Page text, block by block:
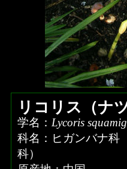
リコリス（ナ
学名： Lycoris
科名：ヒガンバナ科
科）